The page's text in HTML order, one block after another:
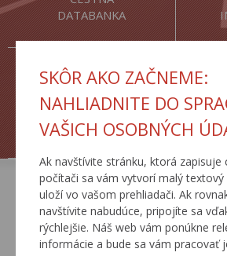
SKÔR AKO ZAČNEME:
NAHLIADNITE DO
VAŠICH OSOBNÝCH
Ak navštívite stránku, ktorá zapisuje
počítači sa vám vytvorí malý
uloží vo vašom prehliadači. Ak
navštívite nabudúce, pripojíte sa
rýchlejšie. Náš web vám ponúkne
informácie a bude sa vám pracovať
DATABANKA
ŽIADOSTI
AKTUÁLNE